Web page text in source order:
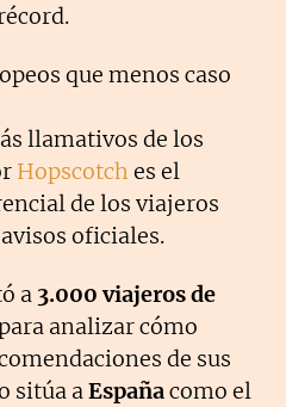
que menos caso
llamativos de los
Hopscotch es el
de los viajeros
oficiales.
a 3.000 viajeros de
analizar cómo
de sus
sitúa aEspañacomo el